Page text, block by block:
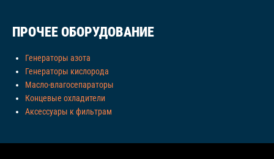
ПРОЧЕЕ ОБОРУДОВАНИЕ
Генераторы азота
Генераторы кислорода
Масло-влагосепараторы
Концевые охладители
Аксессуары к фильтрам